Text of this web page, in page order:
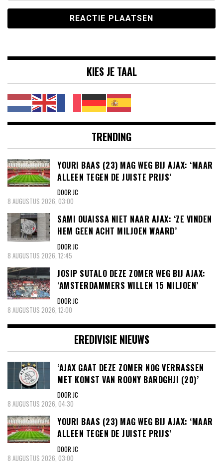
KIES JE TAAL
TRENDING
YOURI BAAS (23) MAG WEG BIJ AJAX: ‘MAAR
ALLEEN TEGEN DE JUISTE PRIJS’
DOOR JC
8 AUGUSTUS 2026, 03:00
SAMI OUAISSA NIET NAAR AJAX: ‘ZE VINDEN
HEM GEEN ACHT MILJOEN WAARD’
DOOR JC
8 AUGUSTUS 2026, 12:45
JOSIP SUTALO DEZE ZOMER WEG BIJ AJAX:
‘AMSTERDAMMERS WILLEN 15 MILJOEN’
DOOR JC
8 AUGUSTUS 2026, 12:00
EREDIVISIE NIEUWS
‘AJAX GAAT DEZE ZOMER NOG VERRASSEN
MET KOMST VAN ROONY BARDGHJI (20)’
DOOR JC
8 AUGUSTUS 2026, 04:30
YOURI BAAS (23) MAG WEG BIJ AJAX: ‘MAAR
ALLEEN TEGEN DE JUISTE PRIJS’
DOOR JC
8 AUGUSTUS 2026, 03:00